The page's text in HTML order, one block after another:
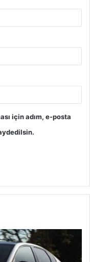
için adım, e-posta